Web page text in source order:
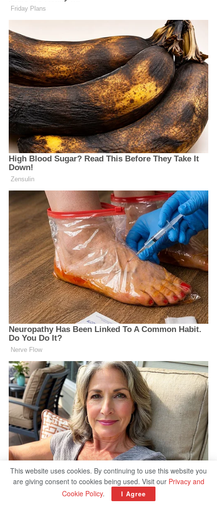
This website uses cookies. By continuing to use this website you
are giving consent to cookies being used. Visit our Privacy and
Cookie Policy. I Agree